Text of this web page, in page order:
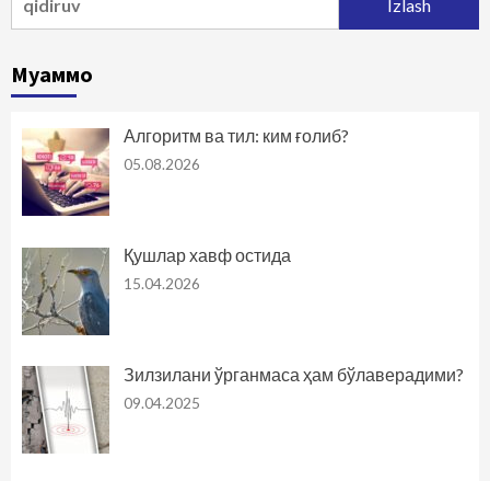
Муаммо
Алгоритм ва тил: ким ғолиб?
05.08.2026
Қушлар хавф остида
15.04.2026
Зилзилани ўрганмаса ҳам бўлаверадими?
09.04.2025